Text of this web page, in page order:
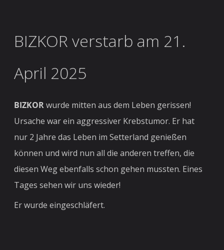
BIZKOR verstarb am 21.
April 2025
BIZKORwurde mitten aus dem Leben gerissen!
Ursache war ein aggressiver Krebstumor. Er hat
nur 2 Jahre das Leben im Setterland genießen
können und wird nun all die anderen treffen, die
diesen Weg ebenfalls schon gehen mussten. Eines
Tages sehen wir uns wieder!
Er wurde eingeschläfert.